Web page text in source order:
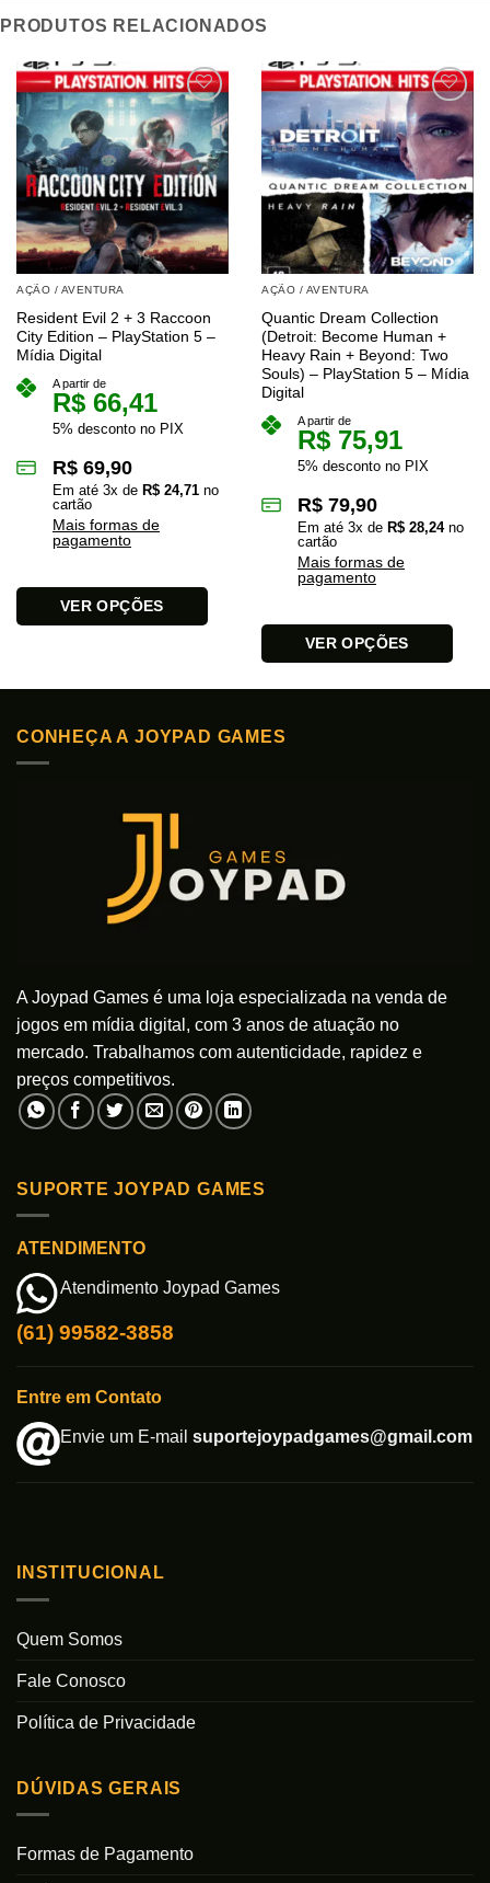
PRODUTOS RELACIONADOS
AÇÃO / AVENTURA
Resident Evil 2 + 3 Raccoon
City Edition – PlayStation 5 –
Mídia Digital
A partir de
R$ 66,41
5% desconto no PIX
R$ 69,90
Em até 3x de R$ 24,71 no
cartão
Mais formas de
pagamento
VER OPÇÕES
variantes.
AÇÃO / AVENTURA
Quantic Dream Collection
(Detroit: Become Human +
Heavy Rain + Beyond: Two
Souls) – PlayStation 5 – Mídia
Digital
A partir de
R$ 75,91
5% desconto no PIX
R$ 79,90
Em até 3x de R$ 28,24no
cartão
Mais formas de
pagamento
VER OPÇÕES
várias
ser
escolhidas
na
CONHEÇA A JOYPAD GAMES
A Joypad Games é uma loja especializada na venda de
jogos em mídia digital, com 3 anos de atuação no
mercado. Trabalhamos com autenticidade, rapidez e
preços competitivos.
SUPORTE JOYPAD GAMES
ATENDIMENTO
Atendimento Joypad Games
(61) 99582-3858
Entre em Contato
Envie um E-mail suportejoypadgames@gmail.com
INSTITUCIONAL
Quem Somos
Fale Conosco
Política de Privacidade
DÚVIDAS GERAIS
Formas de Pagamento